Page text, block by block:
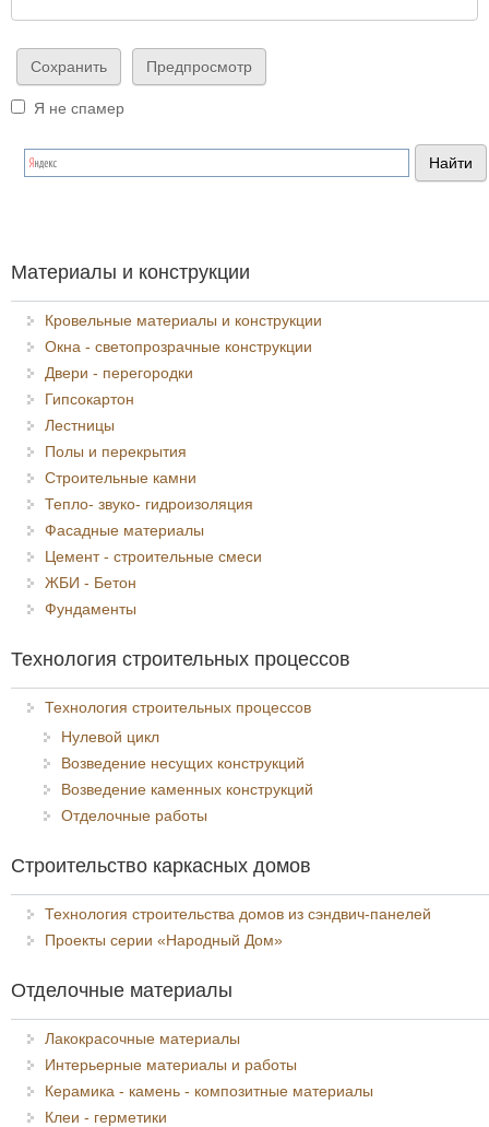
Я не спамер
Я спамер
Материалы и конструкции
Кровельные материалы и конструкции
Окна - светопрозрачные конструкции
Двери - перегородки
Гипсокартон
Лестницы
Полы и перекрытия
Строительные камни
Тепло- звуко- гидроизоляция
Фасадные материалы
Цемент - строительные смеси
ЖБИ - Бетон
Фундаменты
Технология строительных процессов
Технология строительных процессов
Нулевой цикл
Возведение несущих конструкций
Возведение каменных конструкций
Отделочные работы
Строительство каркасных домов
Технология строительства домов из сэндвич-панелей
Проекты серии «Народный Дом»
Отделочные материалы
Лакокрасочные материалы
Интерьерные материалы и работы
Керамика - камень - композитные материалы
Клеи - герметики